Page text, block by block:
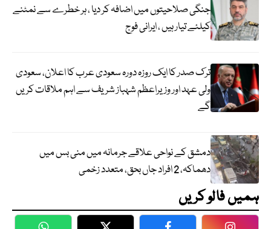
جنگی صلاحیتوں میں اضافہ کر دیا ، ہر خطرے سے نمٹنے
کیلئے تیار ہیں ، ایرانی فوج
ترک صدر کا ایک روزہ دورہ سعودی عرب کا اعلان، سعودی
ولی عہد اور وزیراعظم شہباز شریف سے اہم ملاقات کریں
گے
دمشق کے نواحی علاقے جرمانہ میں منی بس میں
دھماکہ، 2 افراد جاں بحق، متعدد زخمی
ہمیں فالو کریں